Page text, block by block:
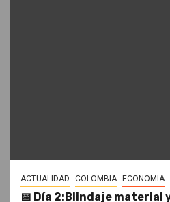
ACTUALIDAD COLOMBIA ECONOMIA
📅 Día 2:Blindaje material